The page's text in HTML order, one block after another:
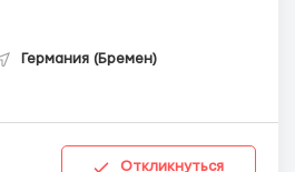
Германия (Бремен)
Откликнуться